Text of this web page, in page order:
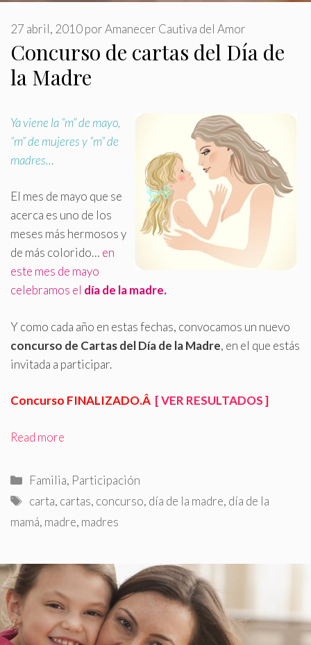
Concurso de cartas del Día de
la Madre
27 abril, 2010porAmanecer Cautiva del Amor
Ya viene la “m” de mayo,
“m” de mujeres y “m” de
madres…
El mes de mayo que se
acerca es uno de los
meses más hermosos y
de más colorido… en
este mes de mayo
celebramos el día de la madre.
Y como cada año en estas fechas, convocamos un nuevo
concurso de Cartas del Día de la Madre, en el que estás
invitada a participar.
Concurso FINALIZADO.Â [ VER RESULTADOS ]
Read more
Categorías
Familia, Participación
Etiquetas
carta, cartas, concurso, día de la madre, día de la
mamá, madre, madres